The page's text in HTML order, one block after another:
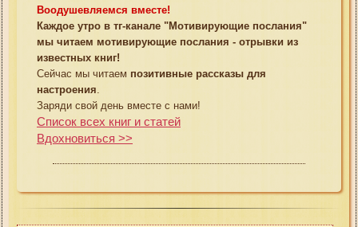
Воодушевляемся вместе!
Каждое утро в тг-канале "Мотивирующие послания"
мы читаем мотивирующие послания - отрывки из
известных книг!
Сейчас мы читаем позитивные рассказы для
настроения
Заряди свой день вместе с нами!
Список всех книг и статей
Вдохновиться >>